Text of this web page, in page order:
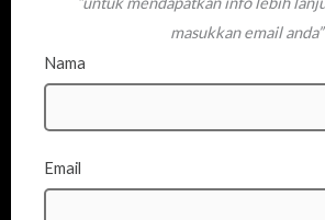
masukkan email anda”
Nama
Email